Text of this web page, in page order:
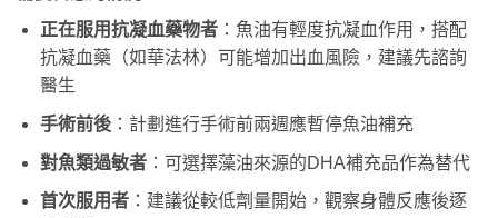
正在服用抗凝血藥物者：魚油有輕度抗凝血作用，搭配
抗凝血藥（如華法林）可能增加出血風險，建議先諮詢
醫生
手術前後：計劃進行手術前兩週應暫停魚油補充
對魚類過敏者：可選擇藻油來源的DHA補充品作為替代
首次服用者：建議從較低劑量開始，觀察身體反應後逐